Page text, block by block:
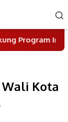
Indonesia Asri,
Kota